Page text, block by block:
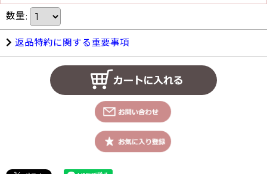
数量:
返品特約に関する重要事項